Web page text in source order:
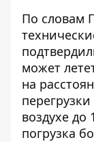
По словам
может
на
воздухе до
погрузка